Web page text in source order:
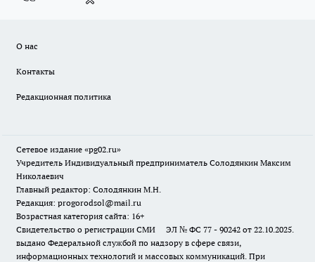
О нас
Контакты
Редакционная политика
Сетевое издание «pg02.ru»
Учредитель Индивидуальный предприниматель Солодянкин Максим
Николаевич
Главный редактор: Солодянкин М.Н.
Редакция: progorodsol@mail.ru
Возрастная категория сайта: 16+
Свидетельство о регистрации СМИ ЭЛ № ФС 77 - 90242 от 22.10.2025.
выдано Федеральной службой по надзору в сфере связи,
информационных технологий и массовых коммуникаций. При